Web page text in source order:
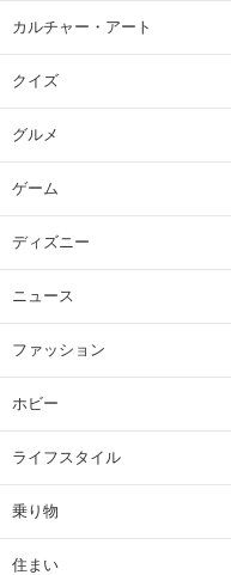
カルチャー・アート
クイズ
グルメ
ゲーム
ディズニー
ニュース
ファッション
ホビー
ライフスタイル
乗り物
住まい